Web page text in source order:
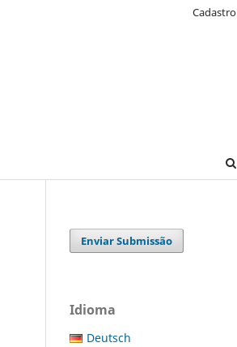
Cadastro
Enviar Submissão
Idioma
Deutsch